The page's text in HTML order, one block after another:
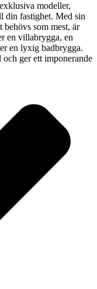
modeller,
din fastighet. Med sin
behövs som mest, är
en villabrygga, en
en lyxig badbrygga.
ger ett imponerande